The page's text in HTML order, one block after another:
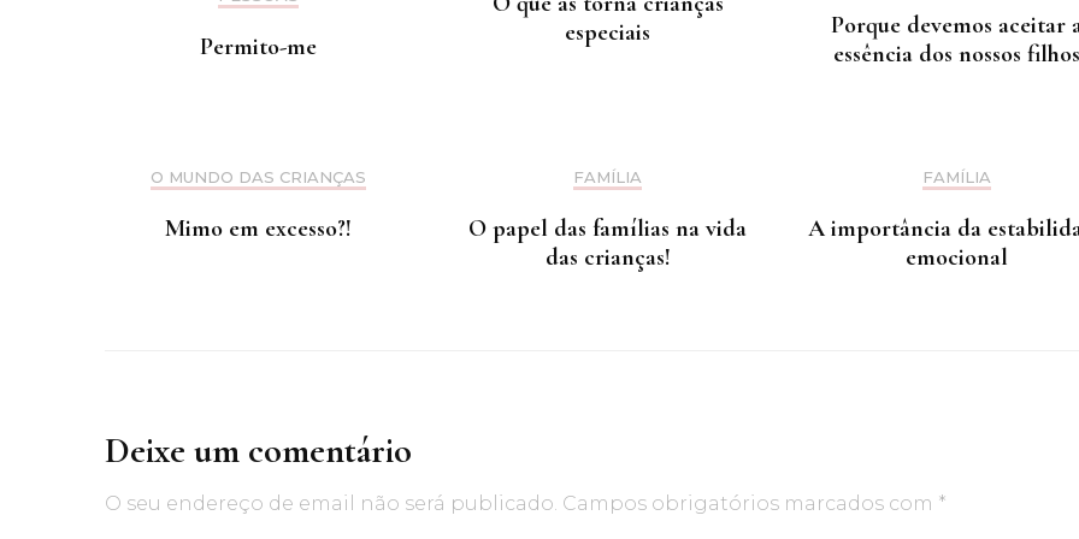
Permito-me
especiais
Porque devemos aceitar
essência dos nossos filhos
O MUNDO DAS CRIANÇAS
Mimo em excesso?!
FAMÍLIA
O papel das famílias na vida
das crianças!
FAMÍLIA
A importância da
emocional
Deixe um comentário
O seu endereço de email não será publicado. Campos obrigatórios marcados com *